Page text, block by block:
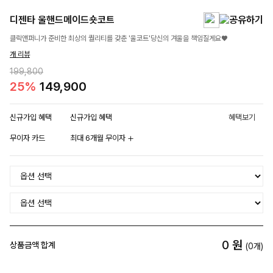
디젠타 울핸드메이드숏코트
클릭앤퍼니가 준비한 최상의 퀄리티를 갖춘 '울코트'당신의 겨울을 책임질게요♥
개 리뷰
199,800
25% 149,900
신규가입 혜택 신규가입 혜택 혜택보기
무이자 카드 최대 6개월 무이자
상품금액 합계 0 원 (0개)